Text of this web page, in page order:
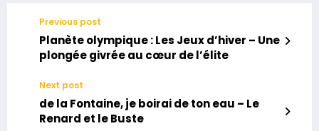
Previous post
Planète olympique : Les Jeux d’hiver – Une
plongée givrée au cœur de l’élite
Next post
de la Fontaine, je boirai de ton eau – Le
Renard et le Buste